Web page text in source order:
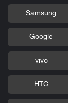
Samsung
Google
vivo
HTC